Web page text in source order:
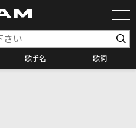
歌手名 歌詞